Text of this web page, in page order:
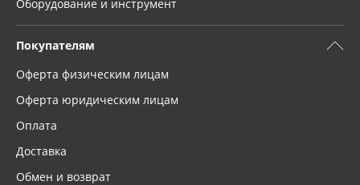
Оборудование и инструмент
Покупателям
Оферта физическим лицам
Оферта юридическим лицам
Оплата
Доставка
Обмен и возврат